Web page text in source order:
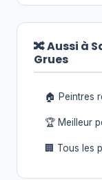
🔀 Aussi à
Grues
🏠 Peintres
🏆 Meilleur
🏢 Tous les